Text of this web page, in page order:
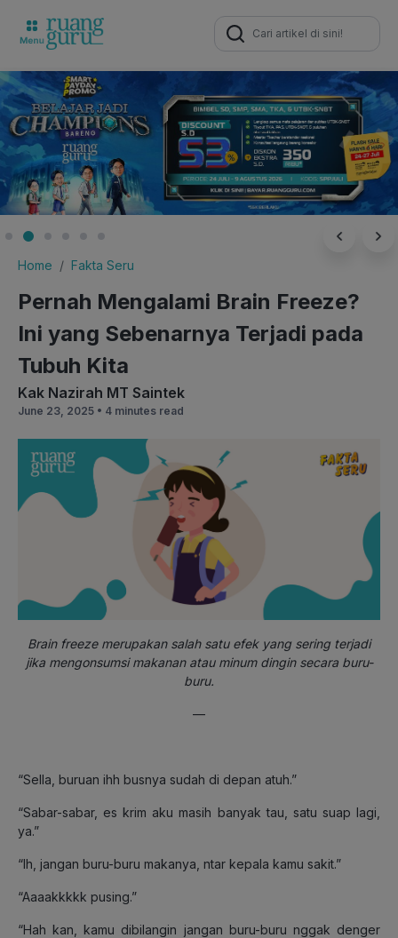
Search
for:
Home Fakta Seru
Pernah Mengalami Brain Freeze?
Ini yang Sebenarnya Terjadi pada
Tubuh Kita
Kak Nazirah MT Saintek
June 23, 2025 • 4 minutes read
Brain freeze merupakan salah satu efek yang sering terjadi
jika mengonsumsi makanan atau minum dingin secara buru-
buru.
—
“Sella, buruan ihh busnya sudah di depan atuh.”
“Sabar-sabar, es krim aku masih banyak tau, satu suap lagi,
ya.”
“Ih, jangan buru-buru makanya, ntar kepala kamu sakit.”
“Aaaakkkkk pusing.”
“Hah kan, kamu dibilangin jangan buru-buru nggak denger